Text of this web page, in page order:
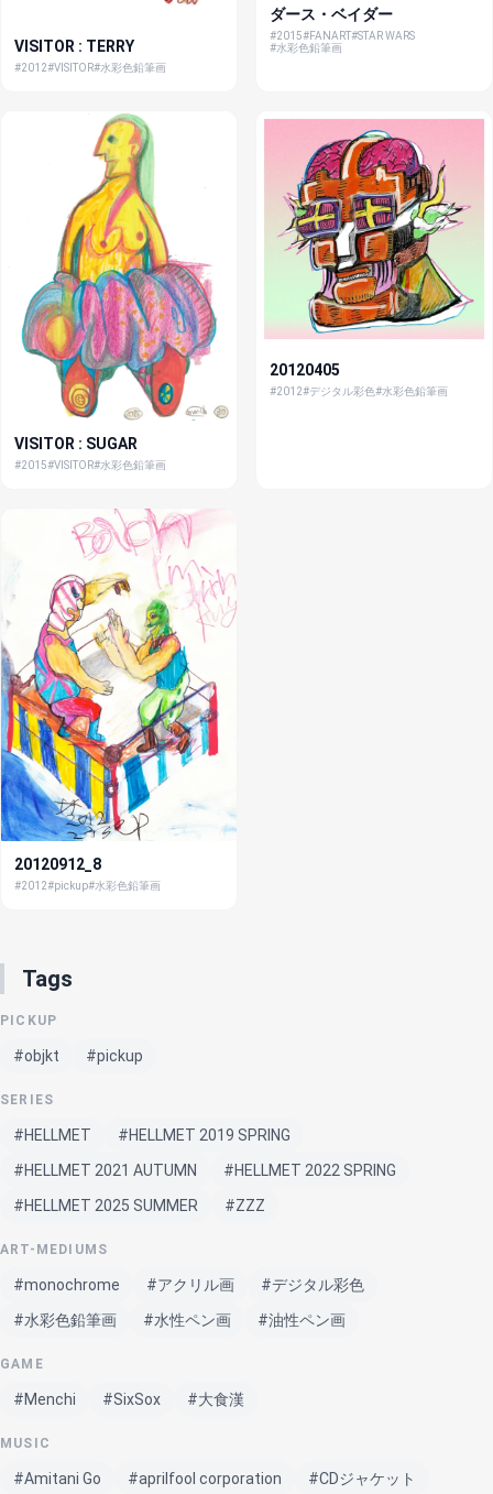
VISITOR : TERRY
#2012#VISITOR#水彩色鉛筆画
ダース・ベイダー
#2015#FANART#STAR WARS
#水彩色鉛筆画
VISITOR : SUGAR
#2015#VISITOR#水彩色鉛筆画
20120405
#2012#デジタル彩色#水彩色鉛筆画
20120912_8
#2012#pickup#水彩色鉛筆画
Tags
PICKUP
#objkt #pickup
SERIES
#HELLMET
#HELLMET 2019 SPRING
#HELLMET 2021 AUTUMN
#HELLMET 2022 SPRING
#HELLMET 2025 SUMMER
#ZZZ
ART-MEDIUMS
#monochrome #アクリル画
#デジタル彩色
#水彩色鉛筆画
#水性ペン画 #油性ペン画
GAME
#Menchi #SixSox #大食漢
MUSIC
#Amitani Go #aprilfool corporation
#CDジャケット